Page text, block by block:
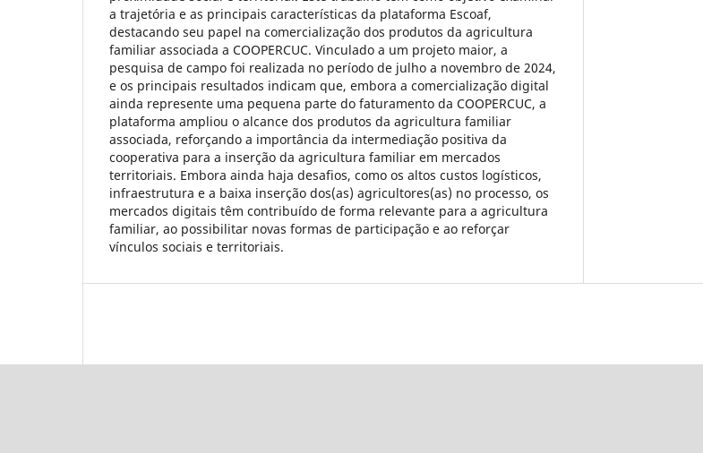
a trajetória e as principais características da plataforma Escoaf,
destacando seu papel na comercialização dos produtos da agricultura
familiar associada a COOPERCUC. Vinculado a um projeto maior, a
pesquisa de campo foi realizada no período de julho a novembro de 2024,
e os principais resultados indicam que, embora a comercialização digital
ainda represente uma pequena parte do faturamento da COOPERCUC, a
plataforma ampliou o alcance dos produtos da agricultura familiar
associada, reforçando a importância da intermediação positiva da
cooperativa para a inserção da agricultura familiar em mercados
territoriais. Embora ainda haja desafios, como os altos custos logísticos,
infraestrutura e a baixa inserção dos(as) agricultores(as) no processo, os
mercados digitais têm contribuído de forma relevante para a agricultura
familiar, ao possibilitar novas formas de participação e ao reforçar
vínculos sociais e territoriais.